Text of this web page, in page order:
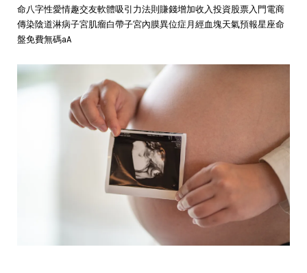
命八字性愛情趣交友軟體吸引力法則賺錢增加收入投資股票入門電商
傳染陰道淋病子宮肌瘤白帶子宮內膜異位症月經血塊天氣預報星座命
盤免費無碼aA